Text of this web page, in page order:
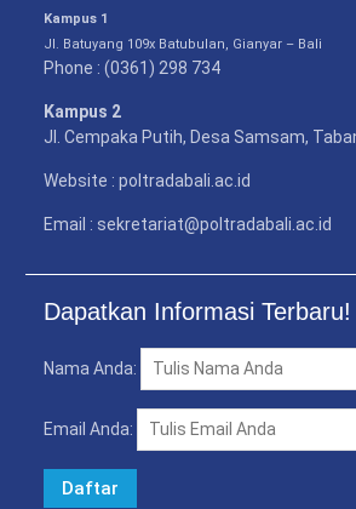
Kampus 1
Jl. Batuyang 109x Batubulan, Gianyar – Bali
Phone : (0361) 298 734
Kampus 2
Jl. Cempaka Putih, Desa Samsam,
Website : poltradabali.ac.id
Email : sekretariat@poltradabali.ac.id
Dapatkan Informasi Terbaru!
Nama Anda:
Email Anda: